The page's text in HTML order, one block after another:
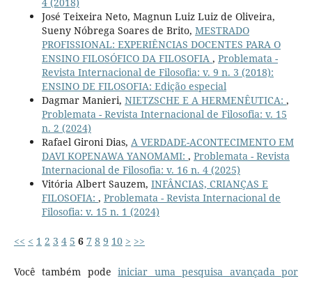
José Teixeira Neto, Magnun Luiz Luiz de Oliveira,
Sueny Nóbrega Soares de Brito, MESTRADO
PROFISSIONAL: EXPERIÊNCIAS DOCENTES PARA O
ENSINO FILOSÓFICO DA FILOSOFIA , Problemata -
Revista Internacional de Filosofia: v. 9 n. 3 (2018):
ENSINO DE FILOSOFIA: Edição especial
Dagmar Manieri, NIETZSCHE E A HERMENÊUTICA: ,
Problemata - Revista Internacional de Filosofia: v. 15
n. 2 (2024)
Rafael Gironi Dias, A VERDADE-ACONTECIMENTO EM
DAVI KOPENAWA YANOMAMI: , Problemata - Revista
Internacional de Filosofia: v. 16 n. 4 (2025)
Vitória Albert Sauzem, INFÂNCIAS, CRIANÇAS E
FILOSOFIA: , Problemata - Revista Internacional de
Filosofia: v. 15 n. 1 (2024)
<< < 1 2 3 4 5 6 7 8 9 10 > >>
Você também podeiniciar uma pesquisa avançada por